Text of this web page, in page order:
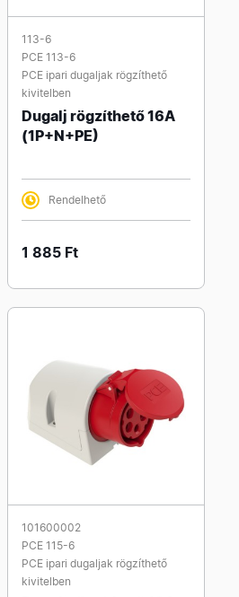
113-6
PCE 113-6
PCE ipari dugaljak rögzíthető
kivitelben
Dugalj rögzíthető 16A
(1P+N+PE)
Rendelhető
1 885 Ft
101600002
PCE 115-6
PCE ipari dugaljak rögzíthető
kivitelben